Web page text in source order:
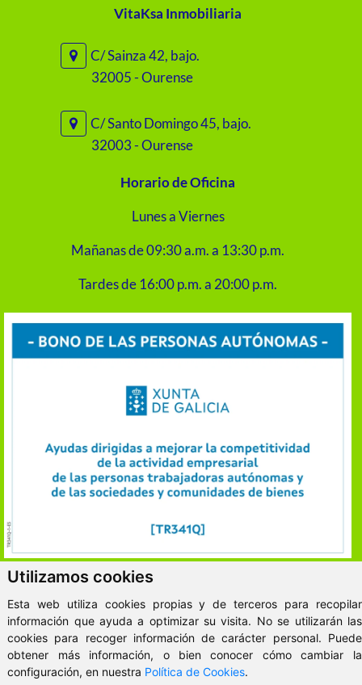
Utilizamos cookies
Esta web utiliza cookies propias y de terceros para recopilar
información que ayuda a optimizar su visita. No se utilizarán las
cookies para recoger información de carácter personal. Puede
obtener más información, o bien conocer cómo cambiar la
configuración, en nuestra Política de Cookies.
VitaKsa Inmobiliaria
C/ Sainza 42, bajo.
32005 - Ourense
C/ Santo Domingo 45, bajo.
32003 - Ourense
Horario de Oficina
Lunes a Viernes
Mañanas de 09:30 a.m. a 13:30 p.m.
Tardes de 16:00 p.m. a 20:00 p.m.
© 2026 - VitaKsa Inmobiliaria
Aviso Legal